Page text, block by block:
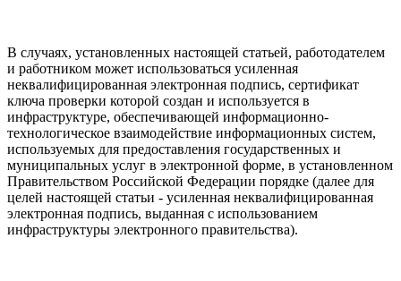
В случаях, установленных настоящей статьей, работодателем
и работником может использоваться усиленная
неквалифицированная электронная подпись, сертификат
ключа проверки которой создан и используется в
инфраструктуре, обеспечивающей информационно-
технологическое взаимодействие информационных систем,
используемых для предоставления государственных и
муниципальных услуг в электронной форме, в установленном
Правительством Российской Федерации порядке (далее для
целей настоящей статьи - усиленная неквалифицированная
электронная подпись, выданная с использованием
инфраструктуры электронного правительства).